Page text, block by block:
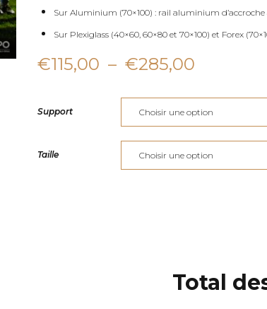
Sur Aluminium (70×100) : rail aluminium d’accroche
Sur Plexiglass (40×60, 60×80 et 70×100) et Forex
€115,00 – €285,00
prix :
€115,00
à
Support
Taille
Total